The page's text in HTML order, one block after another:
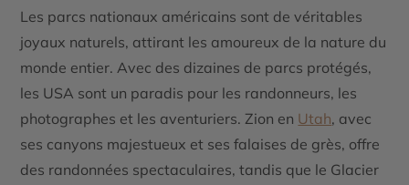
Les parcs nationaux américains sont de véritables
joyaux naturels, attirant les amoureux de la nature du
monde entier. Avec des dizaines de parcs protégés,
les USA sont un paradis pour les randonneurs, les
photographes et les aventuriers.Zion en Utah, avec
ses canyons majestueux et ses falaises de grès, offre
des randonnées spectaculaires, tandis que le Glacier